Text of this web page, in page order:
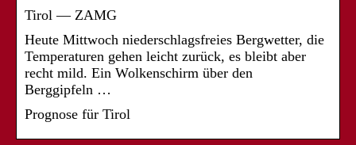
Tirol — ZAMG
Heute Mittwoch niederschlagsfreies Bergwetter, die
Temperaturen gehen leicht zurück, es bleibt aber
recht mild. Ein Wolkenschirm über den
Berggipfeln …
Prognose für Tirol